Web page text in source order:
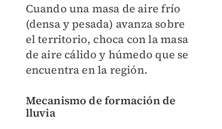
Cuando una masa de aire frío
(densa y pesada) avanza sobre
el territorio, choca con la masa
de aire cálido y húmedo que se
encuentra en la región.
Mecanismo de formación de
lluvia